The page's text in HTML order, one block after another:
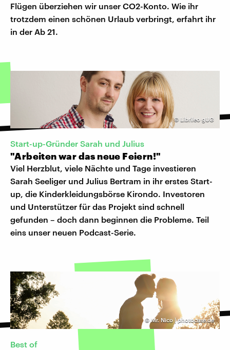
Flügen überziehen wir unser CO2-Konto. Wie ihr
trotzdem einen schönen Urlaub verbringt, erfahrt ihr
in der Ab 21.
© Librileo gUG
Start-up-Gründer Sarah und Julius
"Arbeiten war das neue Feiern!"
Viel Herzblut, viele Nächte und Tage investieren
Sarah Seeliger und Julius Bertram in ihr erstes Start-
up, die Kinderkleidungsbörse Kirondo. Investoren
und Unterstützer für das Projekt sind schnell
gefunden – doch dann beginnen die Probleme. Teil
eins unser neuen Podcast-Serie.
© Mr. Nico | photocase.de
Best of